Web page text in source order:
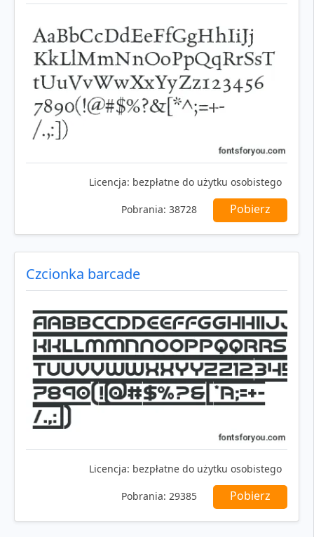
Licencja: bezpłatne do użytku osobistego
Pobrania: 38728 Pobierz
Czcionka barcade
Licencja: bezpłatne do użytku osobistego
Pobrania: 29385 Pobierz